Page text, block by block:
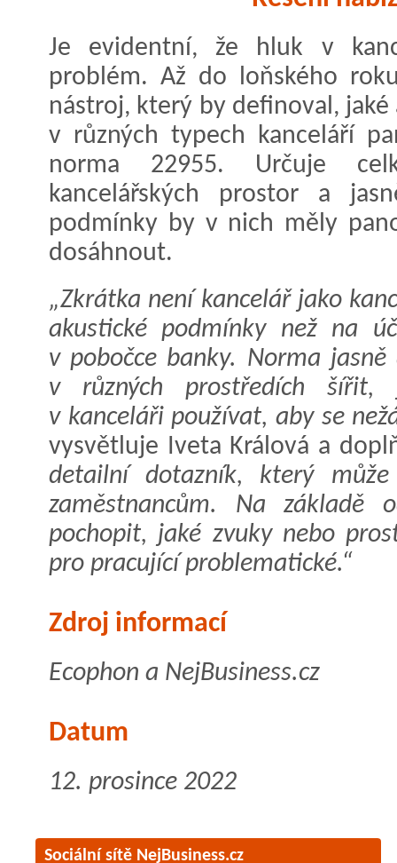
Je evidentní, že hluk v
problém. Až do loňského
nástroj, který by definoval,
v různých typech kanceláří
norma 22955. Určuje
kancelářských prostor a
podmínky by v nich měly
dosáhnout.
„Zkrátka není kancelář jako
akustické podmínky než na
v pobočce banky. Norma
v různých prostředích
v kanceláři používat, aby se
vysvětluje Iveta Králová a
detailní dotazník, který
zaměstnancům. Na základě
pochopit, jaké zvuky nebo
pro pracující problematické.“
Zdroj informací
Ecophon a NejBusiness.cz
Datum
12. prosince 2022
Sociální sítě NejBusiness.cz